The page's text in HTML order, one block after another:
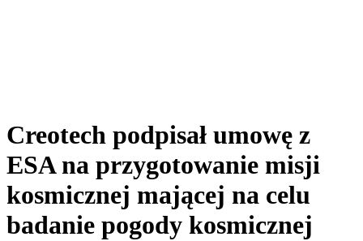
Creotech podpisał umowę z
ESA na przygotowanie misji
kosmicznej mającej na celu
badanie pogody kosmicznej